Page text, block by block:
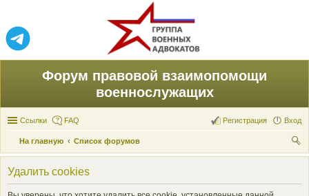
Форум правовой взаимопомощи
военнослужащих
Ссылки FAQ Вход
Регистрация
На главную
Список форумов
ои
Удалить cookies